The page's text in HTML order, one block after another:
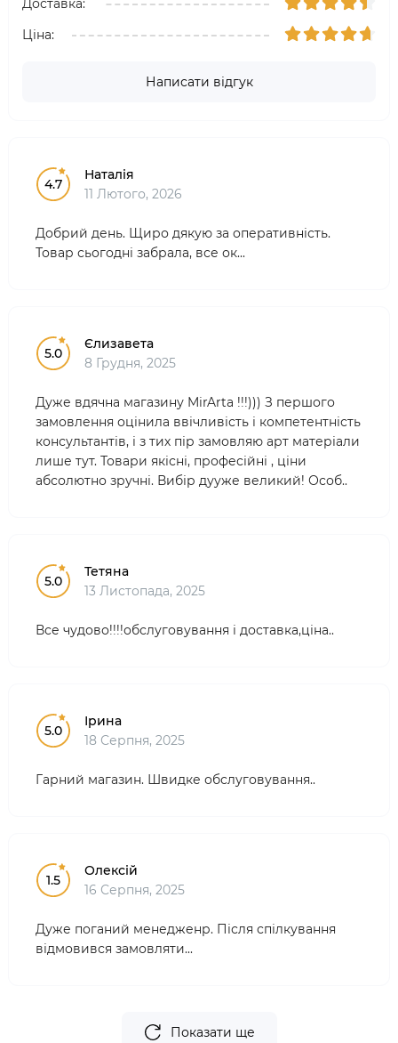
Доставка:
Ціна:
Написати відгук
4.7
Наталія
11 Лютого, 2026
Добрий день. Щиро дякую за оперативність.
Товар сьогодні забрала, все ок...
5.0
Єлизавета
8 Грудня, 2025
Дуже вдячна магазину MirArta !!!))) З першого
замовлення оцінила ввічливість і компетентність
консультантів, і з тих пір замовляю арт матеріали
лише тут. Товари якісні, професійні , ціни
абсолютно зручні. Вибір дууже великий! Особ..
5.0
Тетяна
13 Листопада, 2025
Все чудово!!!!обслуговування і доставка,ціна..
5.0
Ірина
18 Серпня, 2025
Гарний магазин. Швидке обслуговування..
1.5
Олексій
16 Серпня, 2025
Дуже поганий менедженр. Після спілкування
відмовився замовляти...
Показати ще